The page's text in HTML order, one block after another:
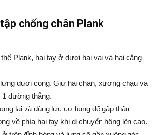
chống chân Plank
Plank, hai tay ở dưới hai vai và hai cẳng
dưới cong. Giữ hai chân, xương chậu và
1 đường thẳng.
lại và dùng lực cơ bụng để gập thân
về phía hai tay khi di chuyển hông lên cao.